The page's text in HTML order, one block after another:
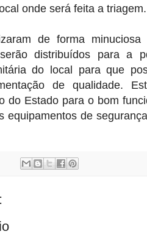
onde será feita a triagem.
de forma
distribuídos para a
do local para que
de qualidade.
do Estado para o bom
equipamentos de